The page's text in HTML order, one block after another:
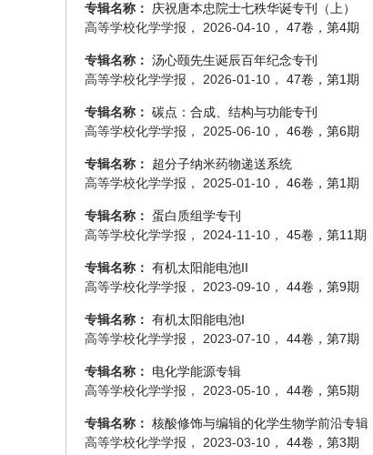
专辑名称：
庆祝唐本忠院士七秩华诞专刊（上）
高等学校化学学报， 2026-04-10， 47卷，第4期
专辑名称： 汤心颐先生诞辰百年纪念专刊
高等学校化学学报， 2026-01-10， 47卷，第1期
专辑名称： 碳点：合成、结构与功能专刊
高等学校化学学报， 2025-06-10， 46卷，第6期
专辑名称：
超分子纳米药物递送系统
高等学校化学学报， 2025-01-10， 46卷，第1期
专辑名称： 蛋白质组学专刊
高等学校化学学报， 2024-11-10， 45卷，第11期
专辑名称： 有机太阳能电池II
高等学校化学学报， 2023-09-10， 44卷，第9期
专辑名称： 有机太阳能电池I
高等学校化学学报， 2023-07-10， 44卷，第7期
专辑名称：
电化学能源专辑
高等学校化学学报， 2023-05-10， 44卷，第5期
专辑名称： 核酸修饰与编辑的化学生物学前沿专辑
高等学校化学学报， 2023-03-10， 44卷，第3期